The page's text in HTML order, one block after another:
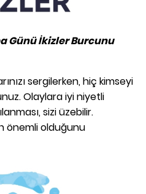
Günü İkizler Burcunu
sergilerken, hiç kimseyi
Olaylara iyi niyetli
sizi üzebilir.
önemli olduğunu